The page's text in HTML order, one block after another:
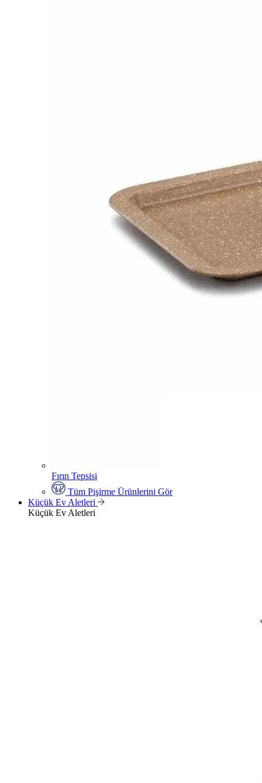
Fırın Tepsisi
Tüm Pişirme Ürünlerini Gör
Küçük Ev Aletleri
Küçük Ev Aletleri